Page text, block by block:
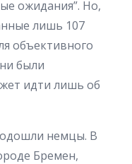
ожидания”. Но,
лишь 107
объективного
были
идти лишь об
немцы. В
Бремен,